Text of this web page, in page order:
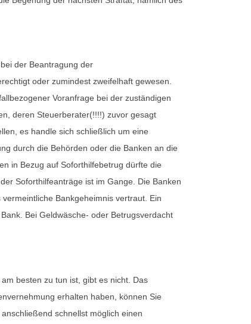
der Beantragung der
oder zumindest zweifelhaft gewesen.
Voranfrage bei der zuständigen
deren Steuerberater(!!!!) zuvor gesagt
es handle sich schließlich um eine
durch die Behörden oder die Banken an die
in Bezug auf Soforthilfebetrug dürfte die
Soforthilfeanträge ist im Gange. Die Banken
Bankgeheimnis vertraut. Ein
Bei Geldwäsche- oder Betrugsverdacht
besten zu tun ist, gibt es nicht. Das
erhalten haben, können Sie
schnellst möglich einen